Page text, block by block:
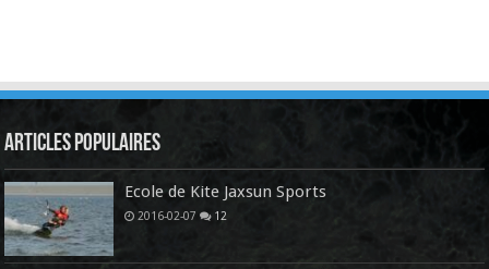
Articles Populaires
Ecole de Kite Jaxsun Sports
2016-02-07 12